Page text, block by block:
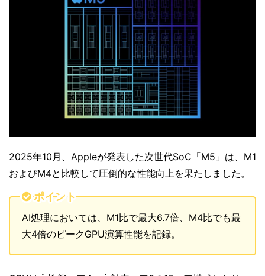
2025年10月、Appleが発表した次世代SoC「M5」は、M1
およびM4と比較して圧倒的な性能向上を果たしました。
ポイント
AI処理においては、M1比で最大6.7倍、M4比でも最
大4倍のピークGPU演算性能を記録。